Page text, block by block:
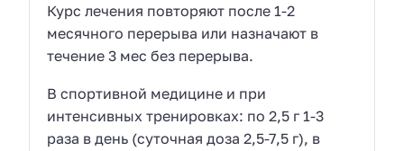
Курс лечения повторяют после 1-2
месячного перерыва или назначают в
течение 3 мес без перерыва.
В спортивной медицине и при
интенсивных тренировках: по 2,5 г 1-3
раза в день (суточная доза 2,5-7,5 г), в